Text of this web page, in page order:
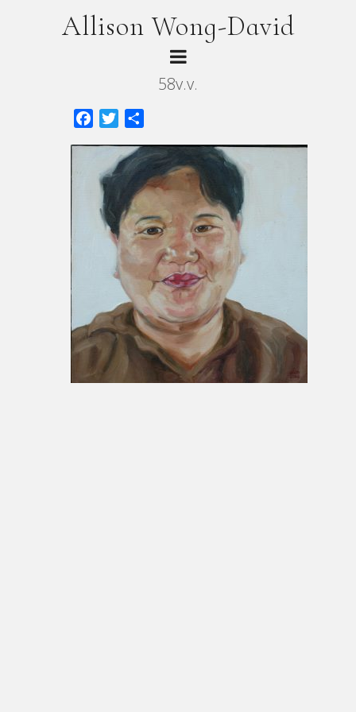
Allison Wong-David
58v.v.
FacebookTwitter